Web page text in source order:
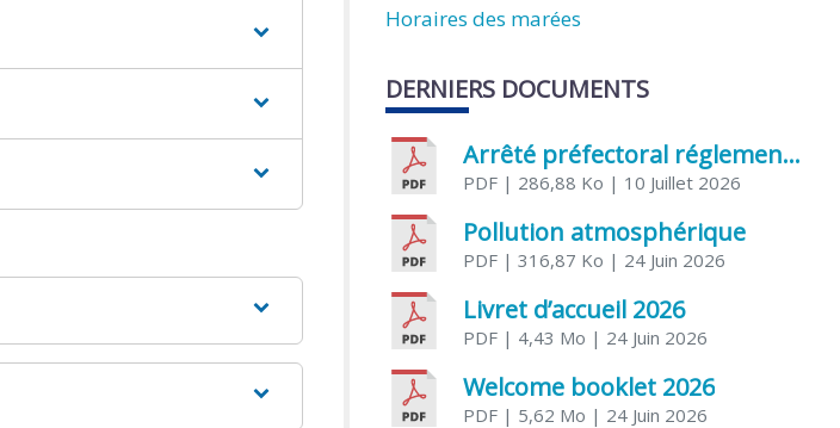
Horaires des marées
DERNIERS DOCUMENTS
Arrêté préfectoral réglementant l’usage de l’eau
PDF | 286,88 Ko | 10 Juillet 2026
Pollution atmosphérique
PDF | 316,87 Ko | 24 Juin 2026
Livret d’accueil 2026
PDF | 4,43 Mo | 24 Juin 2026
Welcome booklet 2026
PDF | 5,62 Mo | 24 Juin 2026